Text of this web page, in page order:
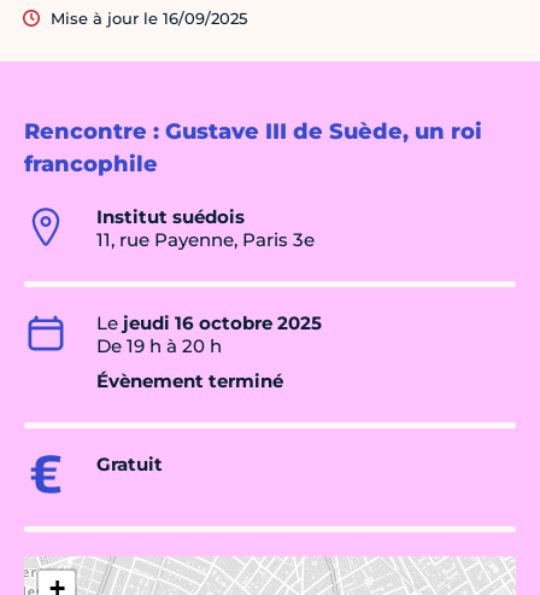
Rencontre : Gustave III de Suède, un roi
francophile
Institut suédois
11, rue Payenne, Paris 3e
Le jeudi 16 octobre 2025
De 19 h à 20 h
Évènement terminé
Gratuit
+
Mise à jour le 16/09/2025